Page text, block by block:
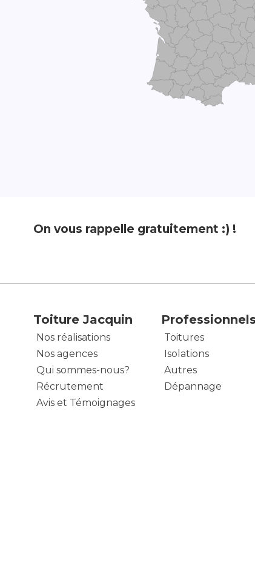
On vous rappelle gratuitement :) !
Toiture Jacquin
Nos réalisations
Nos agences
Qui sommes-nous?
Récrutement
Avis et Témoignages
Professionnels
Toitures
Isolations
Autres
Dépannage